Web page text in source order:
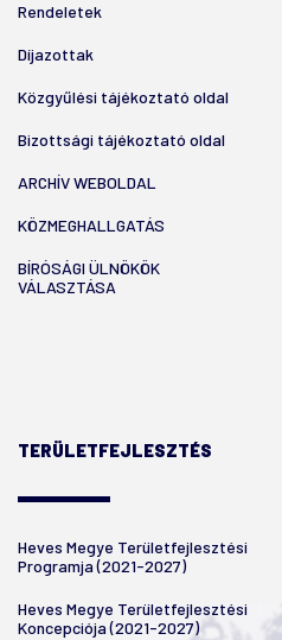
Rendeletek
Díjazottak
Közgyűlési tájékoztató oldal
Bizottsági tájékoztató oldal
ARCHÍV WEBOLDAL
KÖZMEGHALLGATÁS
BÍRÓSÁGI ÜLNÖKÖK
VÁLASZTÁSA
TERÜLETFEJLESZTÉS
Heves Megye Területfejlesztési
Programja (2021-2027)
Heves Megye Területfejlesztési
Koncepciója (2021-2027)